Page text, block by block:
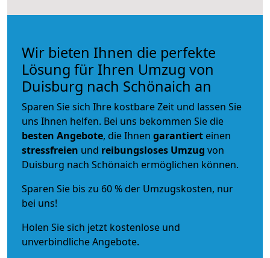
Wir bieten Ihnen die perfekte
Lösung für Ihren Umzug von
Duisburg nach Schönaich an
Sparen Sie sich Ihre kostbare Zeit und lassen Sie
uns Ihnen helfen. Bei uns bekommen Sie die
besten Angebote, die Ihnen garantiert einen
stressfreien und reibungsloses Umzug von
Duisburg nach Schönaich ermöglichen können.
Sparen Sie bis zu 60 % der Umzugskosten, nur
bei uns!
Holen Sie sich jetzt kostenlose und
unverbindliche Angebote.